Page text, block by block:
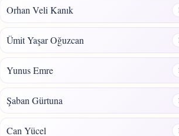
Orhan Veli Kanık
Ümit Yaşar Oğuzcan
Yunus Emre
Şaban Gürtuna
Can Yücel